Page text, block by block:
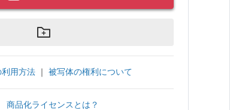
用方法 ｜ 被写体の権利について
商品化ライセンスとは？